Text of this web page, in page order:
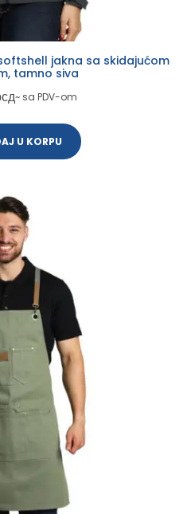
softshell jakna sa skidajućom
tamno siva
~ sa PDV-om
U KORPU